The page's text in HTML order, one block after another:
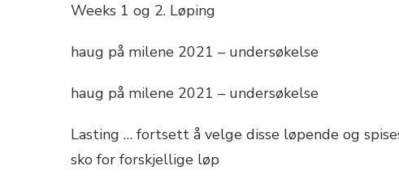
Weeks 1 og 2. Løping
haug på milene 2021 – undersøkelse
haug på milene 2021 – undersøkelse
Lasting … fortsett å velge disse løpende og
sko for forskjellige løp